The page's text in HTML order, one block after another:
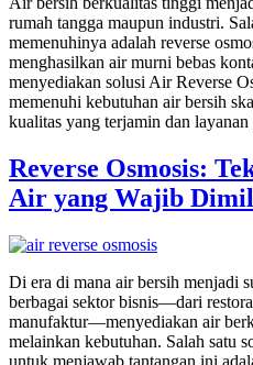
rumah tangga maupun industri.
memenuhinya adalah reverse
menghasilkan air murni bebas
menyediakan solusi Air Reverse
memenuhi kebutuhan air bersih
kualitas yang terjamin dan
Reverse Osmosis:
Air yang Wajib
Di era di mana air bersih menjadi
berbagai sektor bisnis—dari
manufaktur—menyediakan air
melainkan kebutuhan. Salah satu